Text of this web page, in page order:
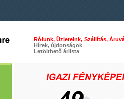
Rólunk, Üzleteink, Szállítás,
Hírek, újdonságok
Letölthető árlista